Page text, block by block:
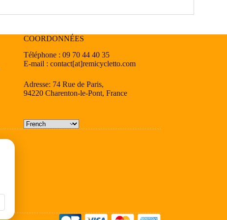
COORDONNÉES
Téléphone : 09 70 44 40 35
E-mail : contact[at]remicycletto.com
Adresse: 74 Rue de Paris,
94220 Charenton-le-Pont, France